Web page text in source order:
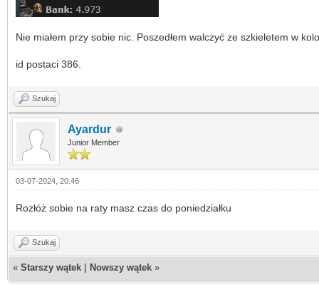
Nie miałem przy sobie nic. Poszedłem walczyć ze szkieletem w
id postaci 386.
Szukaj
Ayardur
Junior Member
03-07-2024, 20:46
Rozłóż sobie na raty masz czas do poniedziałku
Szukaj
« Starszy wątek Nowszy wątek »